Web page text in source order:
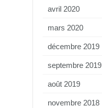
avril 2020
mars 2020
décembre 2019
septembre 2019
août 2019
novembre 2018